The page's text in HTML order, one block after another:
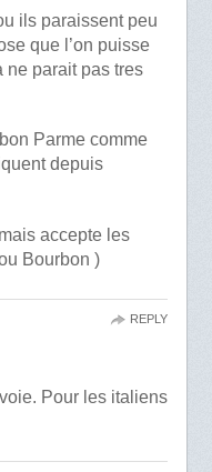
ils paraissent peu
que l’on puisse
ne parait pas tres
Parme comme
depuis
accepte les
Bourbon )
Pour les italiens
REPLY